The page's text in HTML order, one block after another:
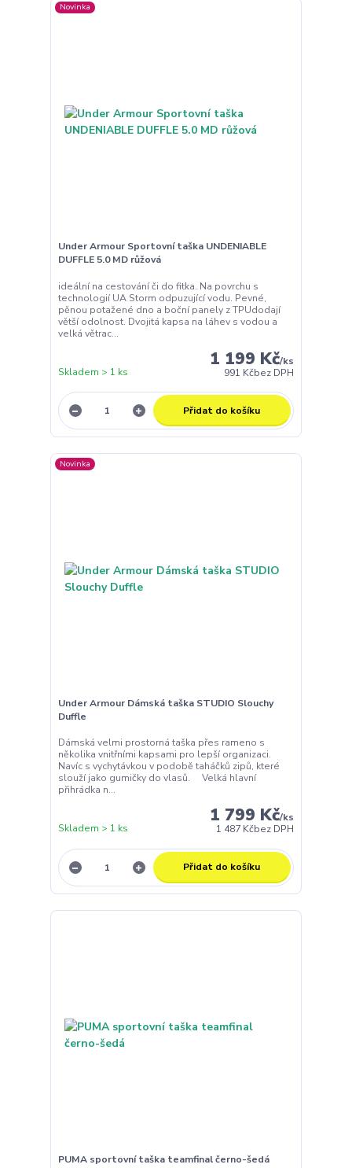
Novinka
Under Armour Sportovní taška UNDENIABLE
DUFFLE 5.0 MD růžová
ideální na cestování či do fitka. Na povrchu s
technologií UA Storm odpuzující vodu. Pevné,
pěnou potažené dno a boční panely z TPUdodají
větší odolnost. Dvojitá kapsa na láhev s vodou a
velká větrac...
1 199 Kč/ks
991 Kčbez DPH
Skladem > 1 ks
Přidat do košíku
Novinka
Under Armour Dámská taška STUDIO Slouchy
Duffle
Dámská velmi prostorná taška přes rameno s
několika vnitřními kapsami pro lepší organizaci.
Navíc s vychytávkou v podobě taháčků zipů, které
slouží jako gumičky do vlasů. Velká hlavní
přihrádka n...
1 799 Kč/ks
1 487 Kčbez DPH
Skladem > 1 ks
Přidat do košíku
PUMA sportovní taška teamfinal černo-šedá